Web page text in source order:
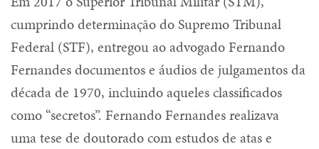
cumprindo determinação do Supremo Tribunal
Federal (STF), entregou ao advogado Fernando
Fernandes documentos e áudios de julgamentos da
década de 1970, incluindo aqueles classificados
como “secretos”. Fernando Fernandes realizava
uma tese de doutorado com estudos de atas e